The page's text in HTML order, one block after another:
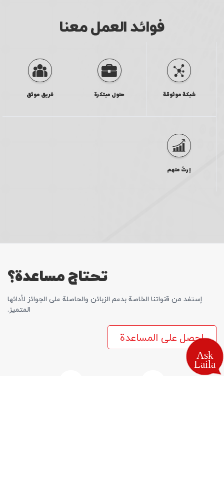
فوائد العمل معنا
شبكة موثوقة حلول مبتكرة فريق موثق
إرثٌ ملهم
تحتاج مساعدة؟
إستفد من قنواتنا الخاصة بدعم الزبائن والحاصلة علی الجوائز لأدائها
المتمیز.
احصل على المساعدة